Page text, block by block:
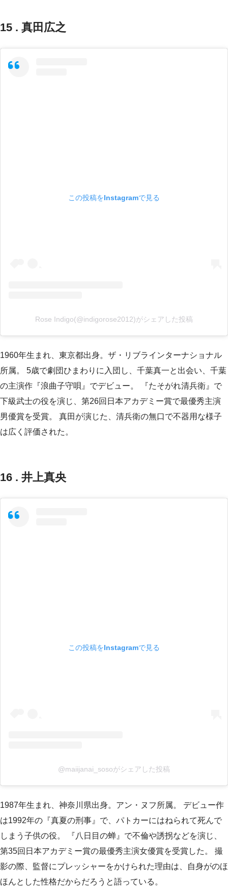
15 . 真田広之
この投稿をInstagramで見る
Rose Indigo(@indigorose2012)がシェアした投稿
1960年生まれ、東京都出身。ザ・リブラインターナショナル
所属。 5歳で劇団ひまわりに入団し、千葉真一と出会い、千葉
の主演作『浪曲子守唄』でデビュー。 『たそがれ清兵衛』で
下級武士の役を演じ、第26回日本アカデミー賞で最優秀主演
男優賞を受賞。 真田が演じた、清兵衛の無口で不器用な様子
は広く評価された。
16 . 井上真央
この投稿をInstagramで見る
@maiijanai_sosoがシェアした投稿
1987年生まれ、神奈川県出身。アン・ヌフ所属。 デビュー作
は1992年の『真夏の刑事』で、パトカーにはねられて死んで
しまう子供の役。 『八日目の蝉』で不倫や誘拐などを演じ、
第35回日本アカデミー賞の最優秀主演女優賞を受賞した。 撮
影の際、監督にプレッシャーをかけられた理由は、自身がのほ
ほんとした性格だからだろうと語っている。